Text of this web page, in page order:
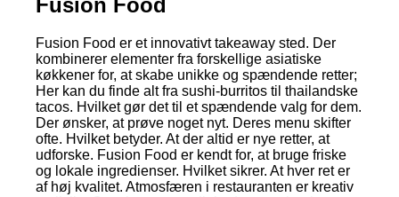
Fusion Food
Fusion Food er et innovativt takeaway sted. Der
kombinerer elementer fra forskellige asiatiske
køkkener for, at skabe unikke og spændende retter;
Her kan du finde alt fra sushi-burritos til thailandske
tacos. Hvilket gør det til et spændende valg for dem.
Der ønsker, at prøve noget nyt. Deres menu skifter
ofte. Hvilket betyder. At der altid er nye retter, at
udforske. Fusion Food er kendt for, at bruge friske
og lokale ingredienser. Hvilket sikrer. At hver ret er
af høj kvalitet. Atmosfæren i restauranten er kreativ